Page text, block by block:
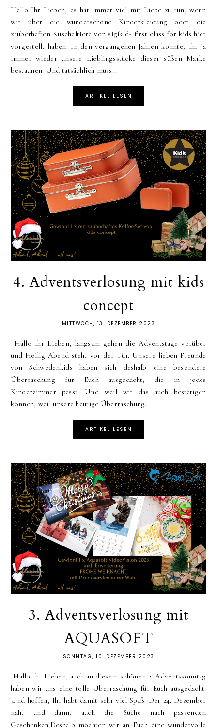
Hallo Ihr Lieben, es hat immer viel mit Liebe zu tun, wenn
wir über die wunderschöne Kinderkleidung oder die
zauberhaften Kuscheltiere von sigikid- first class for kids hier
vorgestellt haben. In den vergangenen Jahren konntet Ihr ja
immer wieder unsere Lieblingsstücke dieser süßen Marke
bestaunen. Und tatsächlich muss...
ARTIKEL LESEN
4. Adventsverlosung mit kids
concept
MITTWOCH, 13. DEZEMBER 2023
Hallo Ihr Lieben, langsam gehen die Adventstage vorüber
und Heilig Abend steht vor der Tür. Unsere lieben Freunde
von Schwedenkids haben sich deshalb eine besondere
Überraschung für Euch ausgedacht, die in jedes
Kinderzimmer passt. Und weil wir das auch bestätigen
können, weil unsere heutige Überraschung...
ARTIKEL LESEN
3. Adventsverlosung mit
AQUASOFT
SONNTAG, 10. DEZEMBER 2023
Hallo Ihr Lieben, auch an diesem schönen 2. Adventssonntag
haben wir uns eine tolle Überraschung für Euch ausgedacht.
Und hoffen, Ihr habt damit sehr viel Spaß. Der 24. Dezember
naht und damit auch die Suche nach passenden
Geschenken.Deshalb möchten wir an Euch eine wundervolle